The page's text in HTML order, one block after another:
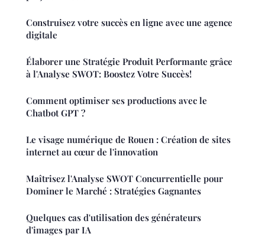
Construisez votre succès en ligne avec une agence
digitale
Élaborer une Stratégie Produit Performante grâce
à l'Analyse SWOT: Boostez Votre Succès!
Comment optimiser ses productions avec le
Chatbot GPT ?
Le visage numérique de Rouen : Création de sites
internet au cœur de l'innovation
Maîtrisez l'Analyse SWOT Concurrentielle pour
Dominer le Marché : Stratégies Gagnantes
Quelques cas d'utilisation des générateurs
d'images par IA